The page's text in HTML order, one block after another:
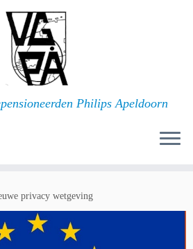
Philips Apeldoorn
privacy wetgeving